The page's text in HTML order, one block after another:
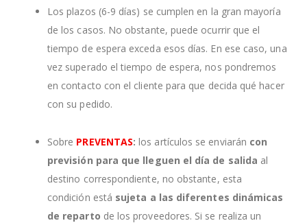
Los plazos (6-9 días) se cumplen en la gran mayoría
de los casos. No obstante, puede ocurrir que el
tiempo de espera exceda esos días. En ese caso, una
vez superado el tiempo de espera, nos pondremos
en contacto con el cliente para que decida qué hacer
con su pedido.
Sobre PREVENTAS:los artículos se enviarán con
previsión para que lleguen el día de salida al
destino correspondiente, no obstante, esta
condición está sujeta a las diferentes dinámicas
de reparto de los proveedores. Si se realiza un